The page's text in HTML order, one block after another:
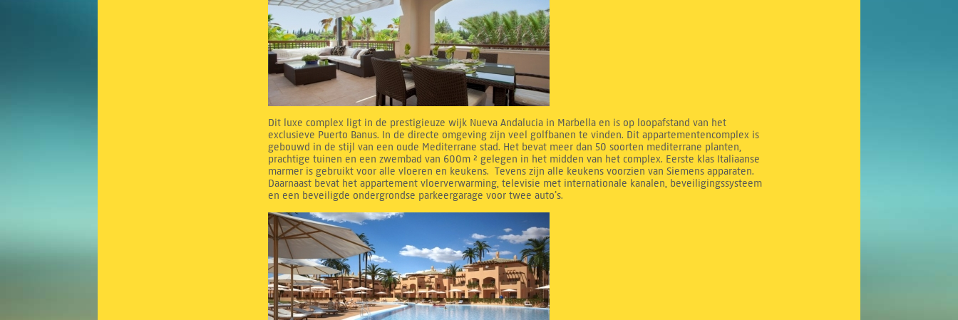
Dit luxe complex ligt in de prestigieuze wijk Nueva Andalucia in Marbella en is op loopafstand van het
exclusieve Puerto Banus. In de directe omgeving zijn veel golfbanen te vinden. Dit appartementencomplex is
gebouwd in de stijl van een oude Mediterrane stad. Het bevat meer dan 50 soorten mediterrane planten,
prachtige tuinen en een zwembad van 600m ² gelegen in het midden van het complex. Eerste klas Italiaanse
marmer is gebruikt voor alle vloeren en keukens. Tevens zijn alle keukens voorzien van Siemens apparaten.
Daarnaast bevat het appartement vloerverwarming, televisie met internationale kanalen, beveiligingssysteem
en een beveiligde ondergrondse parkeergarage voor twee auto’s.